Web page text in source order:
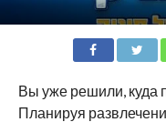
Вы уже решили, куда
Планируя